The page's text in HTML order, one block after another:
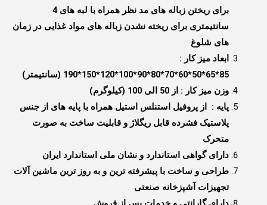
برای ریختن زباله های مد نظر همراه با لبه های 4
سانتیمتری برای ریخته نشدن زباله های مواد غذایی در زمان
های شلوغ
ابعاد میز کار :
85*65*50*60*70*80*90*100*120*150*190 (سانتیمتر)
وزن میز کار : از 50 الی 100 (کیلوگرم)
پایه : از پروفیل استنلس استیل همراه با پایه های از جنس
پلاستیک فشرده قابل ریگلاژ و قابلیت ساخت به صورت
متحرک
دارای گواهی استاندارد و نشان ملی استاندارد ایران
طراحی و ساخت با پیشرفته ترین و به روز ترین ماشین آلات
تجهیزات آشپزخانه صنعتی